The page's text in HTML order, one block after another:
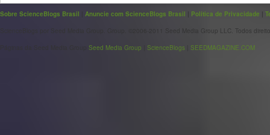
Sobre ScienceBlogs Brasil Anuncie com ScienceBlogs Brasil Política de Privacidade |
ScienceBlogs por Seed Media Group. Group. ©2006-2011 Seed Media Group LLC. Todos
Seed Media Group ScienceBlogs SEEDMAGAZINE.COM